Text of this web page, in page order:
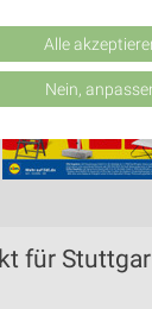
für
aus
Verwendung
der Europäischen
(1 IAB-Anbieter)
Zugriff auf
Alle
Nein,